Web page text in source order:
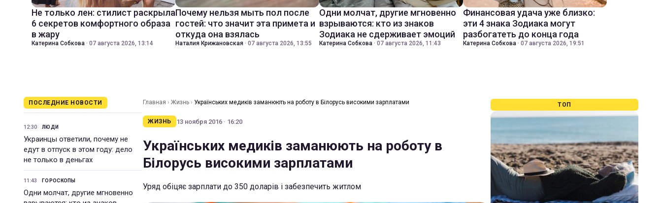
Не только лен: стилист раскрыла
6 секретов комфортного образа
в жару
Катерина Собкова · 07 августа 2026, 13:14
Почему нельзя мыть пол после
гостей: что значит эта примета и
откуда она взялась
Наталия Крижановская · 07 августа 2026, 13:55
Одни молчат, другие мгновенно
взрываются: кто из знаков
Зодиака не сдерживает эмоций
Катерина Собкова · 07 августа 2026, 11:43
Финансовая удача уже близко:
эти 4 знака Зодиака могут
разбогатеть до конца года
Катерина Собкова · 07 августа 2026, 19:51
ПОСЛЕДНИЕ НОВОСТИ
12:30 ЛЮДИ
Украинцы ответили, почему не
едут в отпуск в этом году: дело
не только в деньгах
11:43 ГОРОСКОПЫ
Одни молчат, другие мгновенно
Главная › Жизнь › Українських медиків заманюють на роботу в Білорусь високими зарплатами
ЖИЗНЬ 13 ноября 2016 · 16:20
Українських медиків заманюють на роботу в
Білорусь високими зарплатами
Уряд обіцяє зарплати до 350 доларів і забезпечить житлом
ТОП